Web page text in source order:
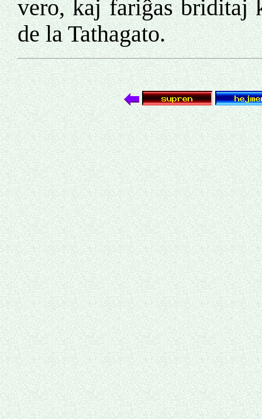
vero, kaj fariĝas briditaj
de la Tathagato.